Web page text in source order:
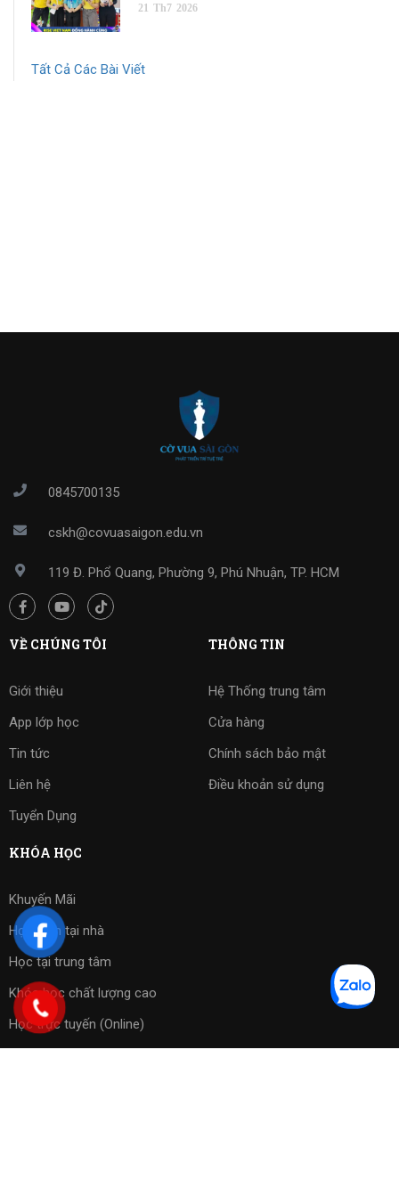
21 Th7 2026
Tất Cả Các Bài Viết
0845700135
cskh@covuasaigon.edu.vn
119 Đ. Phổ Quang, Phường 9, Phú Nhuận, TP. HCM
VỀ CHÚNG TÔI
Giới thiệu
App lớp học
Tin tức
Liên hệ
Tuyển Dụng
THÔNG TIN
Hệ Thống trung tâm
Cửa hàng
Chính sách bảo mật
Điều khoản sử dụng
KHÓA HỌC
Khuyến Mãi
Học kèm tại nhà
Học tại trung tâm
Khóa học chất lượng cao
Học trực tuyến (Online)